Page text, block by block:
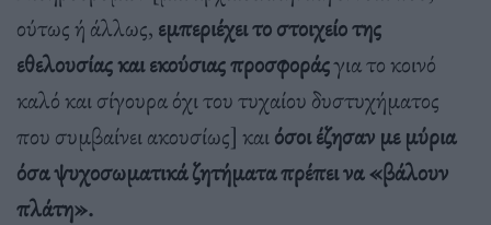
ούτως ή άλλως, εμπεριέχει το στοιχείο της
εθελουσίας και εκούσιας προσφοράςγια το κοινό
καλό και σίγουρα όχι του τυχαίου δυστυχήματος
που συμβαίνει ακουσίως] καιόσοι έζησαν με μύρια
όσα ψυχοσωματικά ζητήματα πρέπει να «βάλουν
πλάτη».